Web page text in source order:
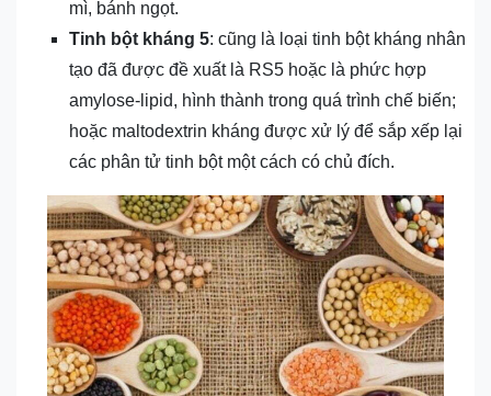
mì, bánh ngọt.
Tinh bột kháng 5: cũng là loại tinh bột kháng nhân
tạo đã được đề xuất là RS5 hoặc là phức hợp
amylose-lipid, hình thành trong quá trình chế biến;
hoặc maltodextrin kháng được xử lý để sắp xếp lại
các phân tử tinh bột một cách có chủ đích.